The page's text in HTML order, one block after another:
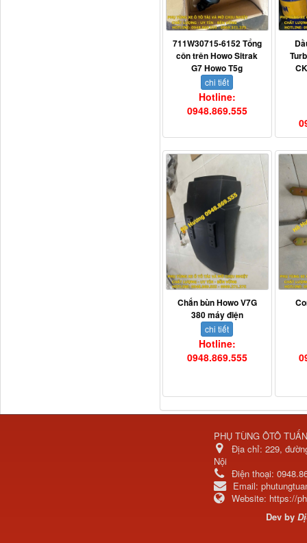
711W30715-6152 Tổng
côn trên Howo Sitrak
G7 Howo T5g
chi tiết
Hotline:
0948.869.555
Chắn bùn Howo V7G
380 máy điện
chi tiết
Hotline:
0948.869.555
PHỤ TÙNG ÔTÔ
Địa chỉ: 229,
Nội
Điện thoại:
Email:
Website: https://
Dev by